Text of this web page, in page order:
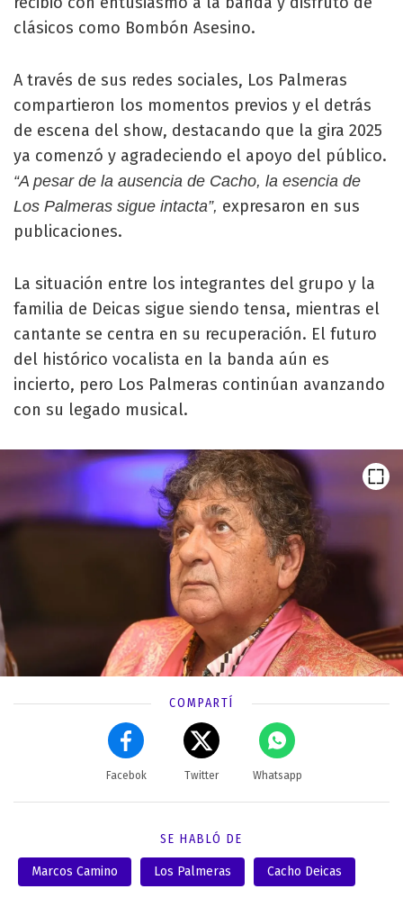
clásicos como Bombón Asesino.
A través de sus redes sociales, Los Palmeras
compartieron los momentos previos y el detrás
de escena del show, destacando que la gira 2025
ya comenzó y agradeciendo el apoyo del público.
“A pesar de la ausencia de Cacho, la esencia de
Los Palmeras sigue intacta”, expresaron en sus
publicaciones.
La situación entre los integrantes del grupo y la
familia de Deicas sigue siendo tensa, mientras el
cantante se centra en su recuperación. El futuro
del histórico vocalista en la banda aún es
incierto, pero Los Palmeras continúan avanzando
con su legado musical.
COMPARTÍ
Facebok Twitter Whatsapp
SE HABLÓ DE
Marcos Camino Los Palmeras Cacho Deicas